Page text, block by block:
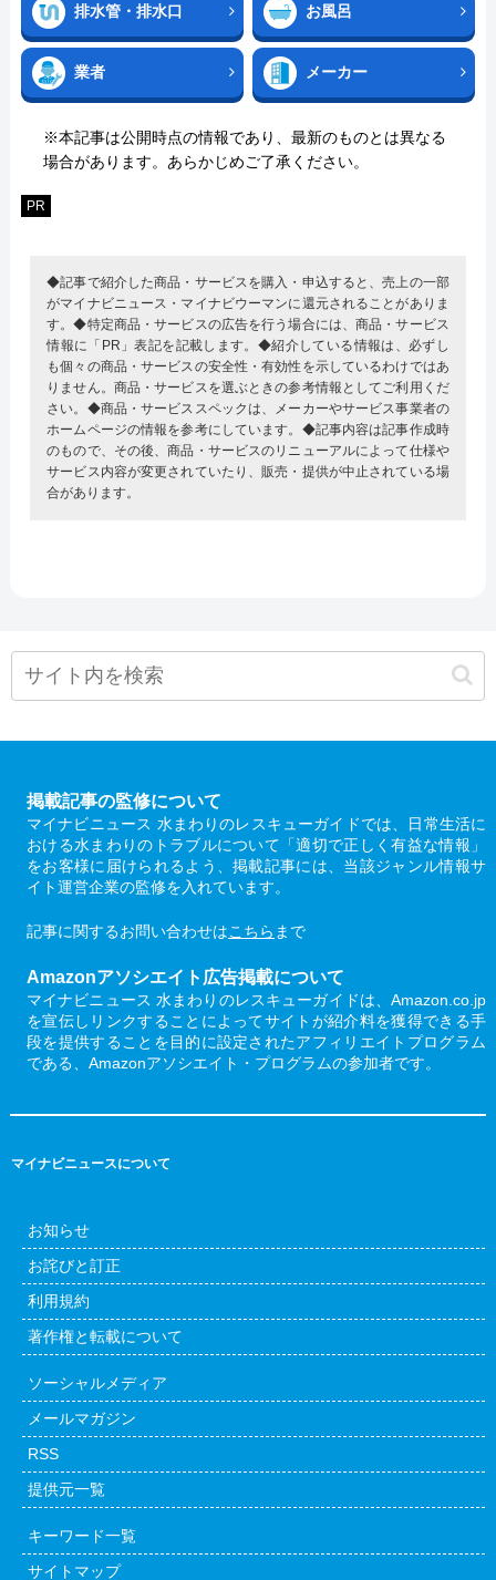
排水管・排水口 お風呂
業者 メーカー
※本記事は公開時点の情報であり、最新のものとは異なる
場合があります。あらかじめご了承ください。
PR
◆記事で紹介した商品・サービスを購入・申込すると、売上の一部
がマイナビニュース・マイナビウーマンに還元されることがありま
す。◆特定商品・サービスの広告を行う場合には、商品・サービス
情報に「PR」表記を記載します。◆紹介している情報は、必ずし
も個々の商品・サービスの安全性・有効性を示しているわけではあ
りません。商品・サービスを選ぶときの参考情報としてご利用くだ
さい。◆商品・サービススペックは、メーカーやサービス事業者の
ホームページの情報を参考にしています。◆記事内容は記事作成時
のもので、その後、商品・サービスのリニューアルによって仕様や
サービス内容が変更されていたり、販売・提供が中止されている場
合があります。
掲載記事の監修について
マイナビニュース 水まわりのレスキューガイドでは、日常生活に
おける水まわりのトラブルについて「適切で正しく有益な情報」
をお客様に届けられるよう、掲載記事には、当該ジャンル情報サ
イト運営企業の監修を入れています。
記事に関するお問い合わせはこちら まで
Amazonアソシエイト広告掲載について
マイナビニュース 水まわりのレスキューガイドは、Amazon.co.jp
を宣伝しリンクすることによってサイトが紹介料を獲得できる手
段を提供することを目的に設定されたアフィリエイトプログラム
である、Amazonアソシエイト・プログラムの参加者です。
マイナビニュースについて
お知らせ
お詫びと訂正
利用規約
著作権と転載について
ソーシャルメディア
メールマガジン
RSS
提供元一覧
キーワード一覧
サイトマップ